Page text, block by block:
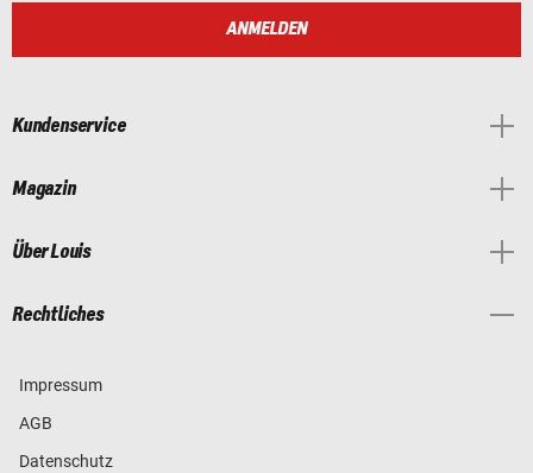
ANMELDEN
Kundenservice
Magazin
Über Louis
Rechtliches
Impressum
AGB
Datenschutz